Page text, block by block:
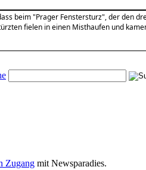
beim "Prager Fenstersturz", der den
fielen in einen Misthaufen und
Zugang mit Newsparadies.